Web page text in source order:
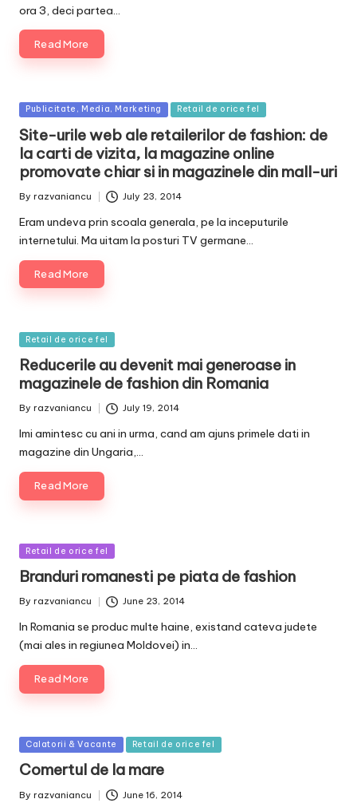
ora 3, deci partea…
Read More
Posted
Publicitate, Media, Marketing Retail de orice fel
Site-urile web ale retailerilor de fashion: de
la carti de vizita, la magazine online
promovate chiar si in magazinele din mall-uri
Posted
By razvaniancu July 23, 2014
Eram undeva prin scoala generala, pe la inceputurile
internetului. Ma uitam la posturi TV germane…
Read More
Posted
Retail de orice fel
Reducerile au devenit mai generoase in
magazinele de fashion din Romania
Posted
By razvaniancu July 19, 2014
Imi amintesc cu ani in urma, cand am ajuns primele dati in
magazine din Ungaria,…
Read More
Posted
Retail de orice fel
Branduri romanesti pe piata de fashion
Posted
By razvaniancu June 23, 2014
In Romania se produc multe haine, existand cateva judete
(mai ales in regiunea Moldovei) in…
Read More
Posted
Calatorii & Vacante Retail de orice fel
Comertul de la mare
Posted
By razvaniancu June 16, 2014